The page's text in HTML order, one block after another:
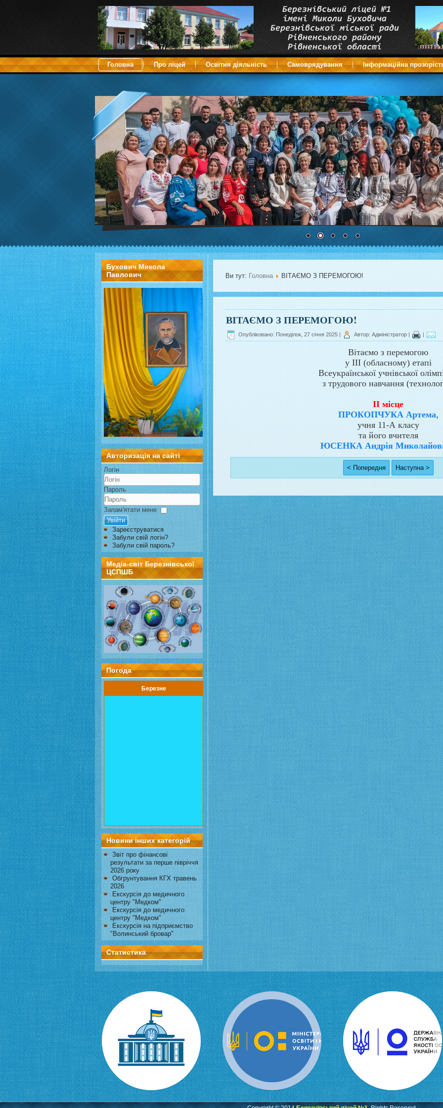
Головна Про ліцей Освітня діяльність Самоврядування Інформаційна
Бухович Микола
Павлович
Авторизація на сайті
Логін
Пароль
Запам'ятати мене
Увійти
Зареєструватися
Забули свій логін?
Забули свій пароль?
Медіа-світ Березнівської
ЦСПШБ
Погода
Березне
Новини інших категорій
Звіт про фінансові
результати за перше півріччя
2026 року
Обгрунтування КГХ травень
2026
Екскурсія до медичного
центру "Медком"
Екскурсія до медичного
центру "Медком"
Екскурсія на підприємство
"Волинський бровар"
Статистика
Ви тут: Головна ВІТАЄМО З ПЕРЕМОГОЮ!
ВІТАЄМО З ПЕРЕМОГОЮ!
Опубліковано: Понеділок, 27 січня 2025 | Автор: Адміністратор | |
Вітаємо з перемогою
у III (обласному) етапі
Всеукраїнської учнівської
з трудового навчання
II місце
ПРОКОПЧУКА Артема,
учня 11-А класу
та його вчителя
ЮСЕНКА Андрія
< Попередня Наступна >